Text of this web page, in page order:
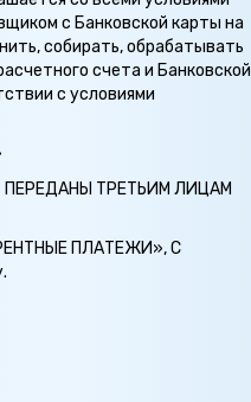
с Банковской карты на
собирать, обрабатывать
счета и Банковской
с условиями
ПЕРЕДАНЫ ТРЕТЬИМ ЛИЦАМ
ПЛАТЕЖИ», С